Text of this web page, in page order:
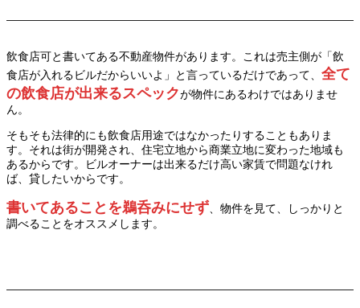
飲食店可と書いてある不動産物件があります。これは売主側が「飲
食店が入れるビルだからいいよ」と言っているだけであって、 全て
の飲食店が出来るスペックが物件にあるわけではありませ
ん。
そもそも法律的にも飲食店用途ではなかったりすることもありま
す。それは街が開発され、住宅立地から商業立地に変わった地域も
あるからです。ビルオーナーは出来るだけ高い家賃で問題なけれ
ば、貸したいからです。
書いてあることを鵜呑みにせず、物件を見て、しっかりと
調べることをオススメします。